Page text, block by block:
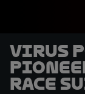
Virus
race